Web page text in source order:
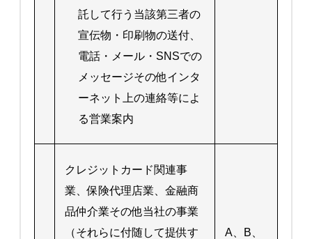
託して行う当該第三者の
宣伝物・印刷物の送付、
電話・メール・SNSでの
メッセージその他インタ
ーネット上の連絡等によ
る営業案内
クレジットカード関連事
業、保険代理店業、金融商
品仲介業その他当社の事業
（それらに付随して提供す
A、B、